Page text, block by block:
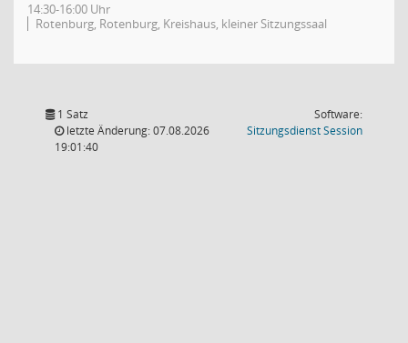
14:30-16:00 Uhr
Rotenburg, Rotenburg, Kreishaus, kleiner Sitzungssaal
1 Satz
letzte Änderung: 07.08.2026
19:01:40
Software:
SitzungsdienstSession(Wird in